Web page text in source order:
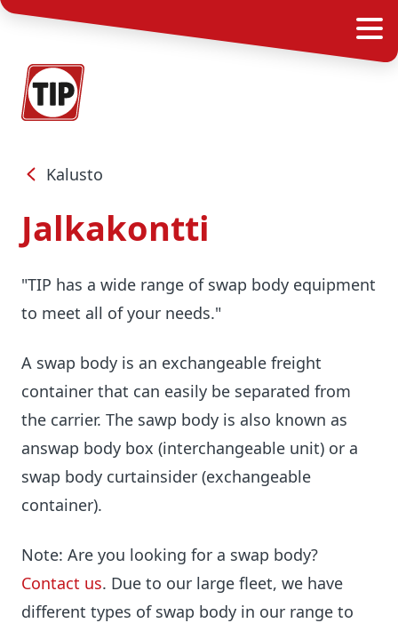
Kalusto
Jalkakontti
"TIP has a wide range of swap body equipment
to meet all of your needs."
A swap body is an exchangeable freight
container that can easily be separated from
the carrier. The sawp body is also known as
answap body box (interchangeable unit) or a
swap body curtainsider (exchangeable
container).
Note: Are you looking for a swap body?
Contact us. Due to our large fleet, we have
different types of swap body in our range to